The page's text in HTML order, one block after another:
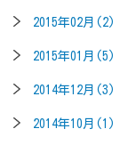
2015年02月(2)
2015年01月(5)
2014年12月(3)
2014年10月(1)